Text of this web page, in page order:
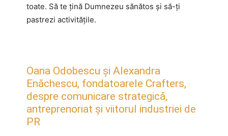
toate. Să te țină Dumnezeu sănătos și să-ți
pastrezi activitățile.
Oana Odobescu și Alexandra
Enăchescu, fondatoarele Crafters,
despre comunicare strategică,
antreprenoriat și viitorul industriei de
PR